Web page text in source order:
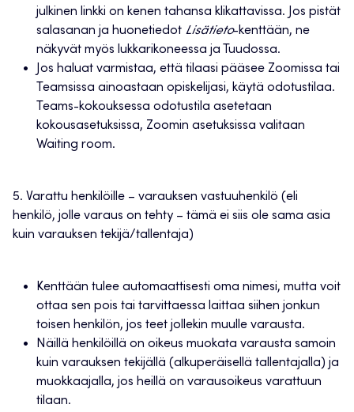
julkinen linkki on kenen tahansa klikattavissa. Jos pistät
salasanan ja huonetiedot Lisätieto-kenttään, ne
näkyvät myös lukkarikoneessa ja Tuudossa.
Jos haluat varmistaa, että tilaasi pääsee Zoomissa tai
Teamsissa ainoastaan opiskelijasi, käytä odotustilaa.
Teams-kokouksessa odotustila asetetaan
kokousasetuksissa, Zoomin asetuksissa valitaan
Waiting room.
5. Varattu henkilöille – varauksen vastuuhenkilö (eli
henkilö, jolle varaus on tehty – tämä ei siis ole sama asia
kuin varauksen tekijä/tallentaja)
Kenttään tulee automaattisesti oma nimesi, mutta voit
ottaa sen pois tai tarvittaessa laittaa siihen jonkun
toisen henkilön, jos teet jollekin muulle varausta.
Näillä henkilöillä on oikeus muokata varausta samoin
kuin varauksen tekijällä (alkuperäisellä tallentajalla) ja
muokkaajalla, jos heillä on varausoikeus varattuun
tilaan.